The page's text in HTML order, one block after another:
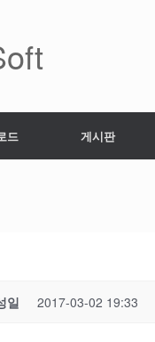
드 게시판
일 2017-03-02 19:33